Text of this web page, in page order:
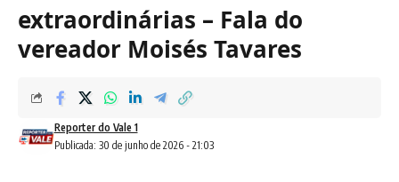
extraordinárias – Fala do
vereador Moisés Tavares
Publicada: 30 de junho de 2026 - 21:03
Reporter do Vale 1